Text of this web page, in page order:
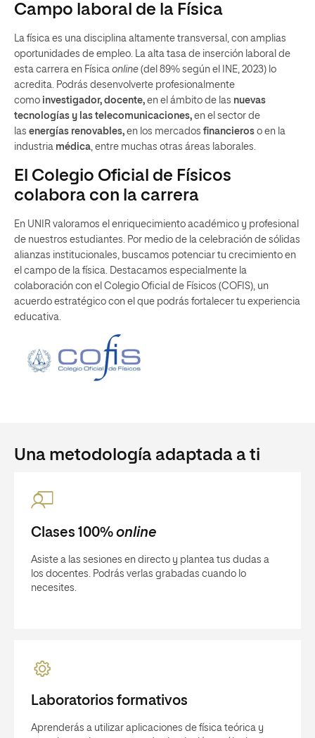
Campo laboral de la Física
La física es una disciplina altamente transversal, con amplias
oportunidades de empleo. La alta tasa de inserción laboral de
esta carrera en Física online (del 89% según el INE, 2023) lo
acredita. Podrás desenvolverte profesionalmente
como investigador, docente, en el ámbito de las nuevas
tecnologías y las telecomunicaciones, en el sector de
las energías renovables, en los mercados financieros o en la
industria médica, entre muchas otras áreas laborales.
El Colegio Oficial de Físicos
colabora con la carrera
En UNIR valoramos el enriquecimiento académico y profesional
de nuestros estudiantes. Por medio de la celebración de sólidas
alianzas institucionales, buscamos potenciar tu crecimiento en
el campo de la física. Destacamos especialmente la
colaboración con el Colegio Oficial de Físicos (COFIS), un
acuerdo estratégico con el que podrás fortalecer tu experiencia
educativa.
Una metodología adaptada a ti
Clases 100% online
Asiste a las sesiones en directo y plantea tus dudas a
los docentes. Podrás verlas grabadas cuando lo
necesites.
Laboratorios formativos
Aprenderás a utilizar aplicaciones de física teórica y